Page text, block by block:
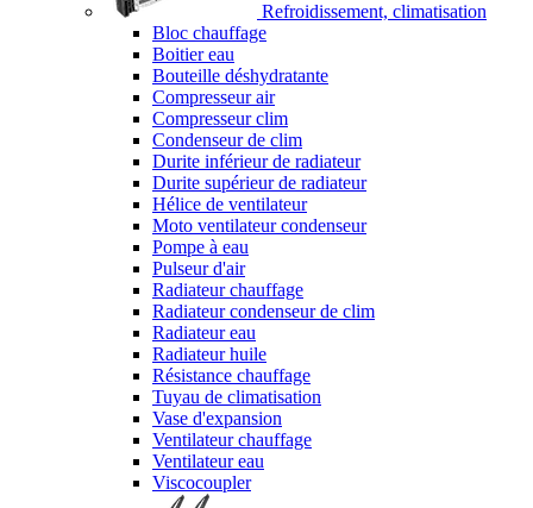
Refroidissement, climatisation
Bloc chauffage
Boitier eau
Bouteille déshydratante
Compresseur air
Compresseur clim
Condenseur de clim
Durite inférieur de radiateur
Durite supérieur de radiateur
Hélice de ventilateur
Moto ventilateur condenseur
Pompe à eau
Pulseur d'air
Radiateur chauffage
Radiateur condenseur de clim
Radiateur eau
Radiateur huile
Résistance chauffage
Tuyau de climatisation
Vase d'expansion
Ventilateur chauffage
Ventilateur eau
Viscocoupler